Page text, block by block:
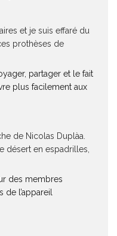
et je suis effaré du
prothèses de
partager et le fait
plus facilement aux
de Nicolas Duplàa.
désert en espadrilles,
des membres
l’appareil